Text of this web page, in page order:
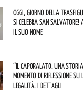
Oggi, giorno della
si celebra San Salvatore!
il suo nome
“Il caporalato. Una
momento di riflessione
legalità. I dettagli